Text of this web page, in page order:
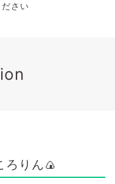
さい
りん🍙